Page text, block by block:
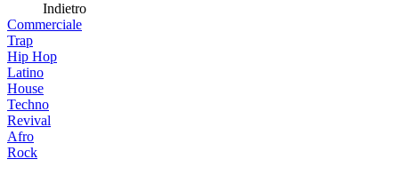
Indietro
Commerciale
Trap
Hip Hop
Latino
House
Techno
Revival
Afro
Rock